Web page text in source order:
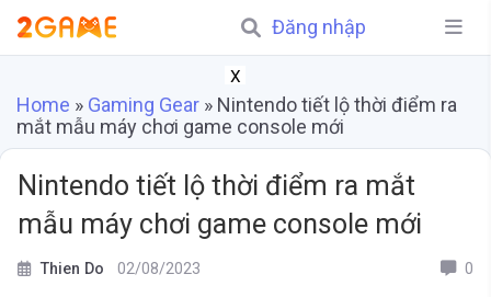
Đăng nhập
X
Home » Gaming Gear » Nintendo tiết lộ thời điểm ra
mắt mẫu máy chơi game console mới
Nintendo tiết lộ thời điểm ra mắt
mẫu máy chơi game console mới
Thien Do 02/08/2023 0